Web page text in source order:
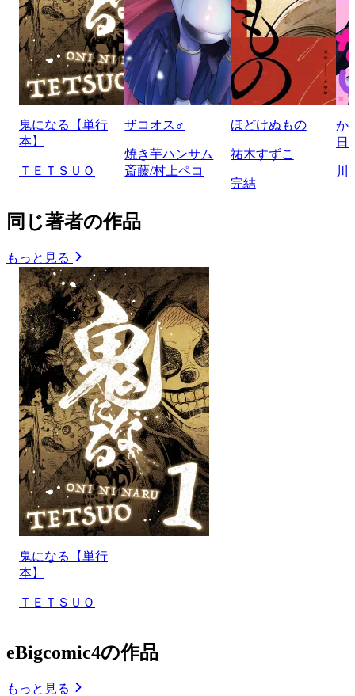
鬼になる【単行
本】
ＴＥＴＳＵＯ
ザコオス♂
焼き芋ハンサム
斎藤/村上ペコ
ほどけぬもの
祐木すずこ
完結
か
日
川
同じ著者の作品
もっと見る
鬼になる【単行
本】
ＴＥＴＳＵＯ
eBigcomic4の作品
もっと見る